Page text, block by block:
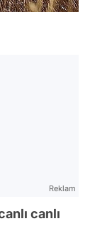
Reklam
canlı